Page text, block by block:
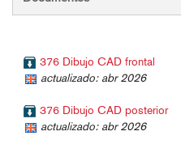
376 Dibujo CAD frontal
actualizado: abr 2026
376 Dibujo CAD posterior
actualizado: abr 2026